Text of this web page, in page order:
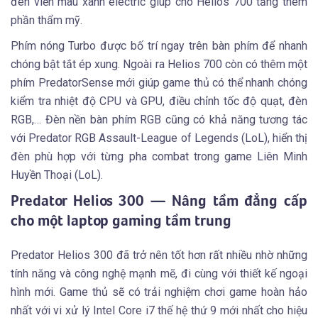
phần thẩm mỹ.
Phím nóng Turbo được bố trí ngay trên bàn phím để nhanh
chóng bật tắt ép xung. Ngoài ra Helios 700 còn có thêm một
phím PredatorSense mới giúp game thủ có thể nhanh chóng
kiểm tra nhiệt độ CPU và GPU, điều chỉnh tốc độ quạt, đèn
RGB,… Đèn nền bàn phím RGB cũng có khả năng tương tác
với Predator RGB Assault-League of Legends (LoL), hiển thị
đèn phù hợp với từng pha combat trong game Liên Minh
Huyền Thoại (LoL).
Predator Helios 300 — Nâng tầm đẳng cấp
cho một laptop gaming tầm trung
Predator Helios 300 đã trở nên tốt hơn rất nhiều nhờ những
tính năng và công nghệ mạnh mẽ, đi cùng với thiết kế ngoại
hình mới. Game thủ sẽ có trải nghiệm chơi game hoàn hảo
nhất với vi xử lý Intel Core i7 thế hệ thứ 9 mới nhất cho hiệu